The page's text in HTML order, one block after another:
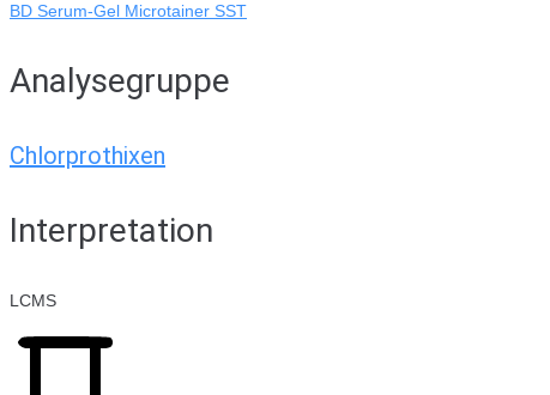
BD Serum-Gel Microtainer SST
Analysegruppe
Chlorprothixen
Interpretation
LCMS